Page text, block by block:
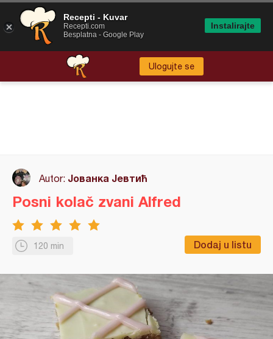
Ulogujte se
Autor: Јованка Јевтић
120 min Dodaj u listu
Posni kolač zvani Alfred
Recepti - Kuvar
Recepti.com
Besplatna - Google Play
Instalirajte